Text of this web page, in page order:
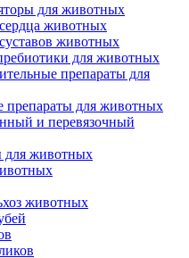
для животных
животных
животных
для животных
препараты для
препараты для животных
и перевязочный
для животных
животных